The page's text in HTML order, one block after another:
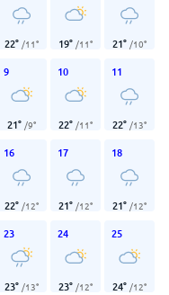
22° /11° 19° /11° 21° /10°
9
21° /9°
10
22° /11°
11
22° /13°
16
22° /12°
17
21° /12°
18
21° /12°
23
23° /13°
24
23° /12°
25
24° /12°